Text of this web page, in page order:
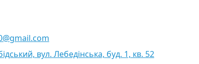
вул. Лебедінська, буд. 1, кв. 52